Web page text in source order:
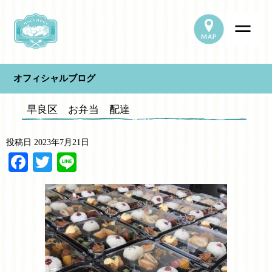
オフィシャルブログ
早良区 お弁当 配達
投稿日 2023年7月21日
Facebook
Twitter